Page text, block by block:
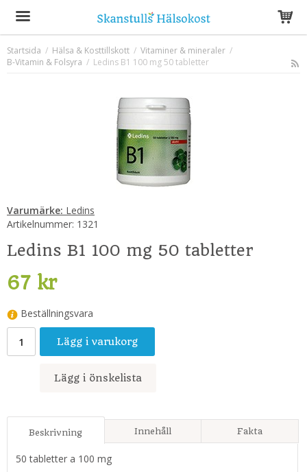
Produkten har blivit tillagd i varukorgen
Startsida / Hälsa & Kosttillskott / Vitaminer & mineraler /
B-Vitamin & Folsyra / Ledins B1 100 mg 50 tabletter
Varumärke: Ledins
Artikelnummer: 1321
Ledins B1 100 mg 50 tabletter
67 kr
Beställningsvara
Lägg i varukorg
Lägg i önskelista
Beskrivning Innehåll Fakta
50 tabletter a 100 mg